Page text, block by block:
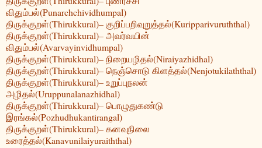
விதும்பல்(Punarchchividhumpal)
திருக்குறள்(Thirukkural)– குறிப்பறிவுறுத்தல்(Kuripparivuruththal)
திருக்குறள்(Thirukkural)– அவர்வயின்
விதும்பல்(Avarvayinvidhumpal)
திருக்குறள்(Thirukkural)– நிறையழிதல்(Niraiyazhidhal)
திருக்குறள்(Thirukkural)– நெஞ்சொடு கிளத்தல்(Nenjotukilaththal)
திருக்குறள்(Thirukkural)– உறுப்புநலன்
அழிதல்(Uruppunalanazhidhal)
திருக்குறள்(Thirukkural)– பொழுதுகண்டு
இரங்கல்(Pozhudhukantirangal)
திருக்குறள்(Thirukkural)– கனவுநிலை
உரைத்தல்(Kanavunilaiyuraiththal)